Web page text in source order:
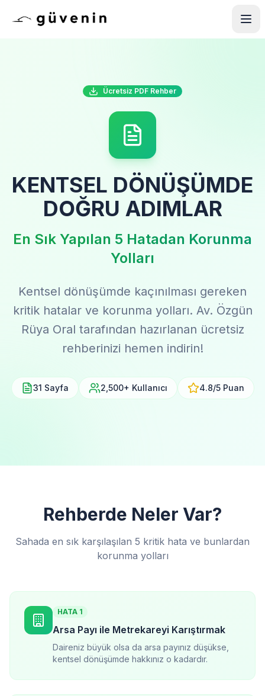
Ücretsiz PDF Rehber
KENTSEL DÖNÜŞÜMDE
DOĞRU ADIMLAR
En Sık Yapılan 5 Hatadan Korunma
Yolları
Kentsel dönüşümde kaçınılması gereken
kritik hatalar ve korunma yolları. Av. Özgün
Rüya Oral tarafından hazırlanan ücretsiz
rehberinizi hemen indirin!
31 Sayfa 2,500+ Kullanıcı 4.8/5 Puan
Rehberde Neler Var?
Sahada en sık karşılaşılan 5 kritik hata ve bunlardan
korunma yolları
HATA 1
Arsa Payı ile Metrekareyi Karıştırmak
Daireniz büyük olsa da arsa payınız düşükse,
kentsel dönüşümde hakkınız o kadardır.